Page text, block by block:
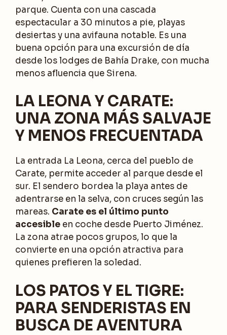
parque. Cuenta con una cascada
espectacular a 30 minutos a pie, playas
desiertas y una avifauna notable. Es una
buena opción para una excursión de día
desde los lodges de Bahía Drake, con mucha
menos afluencia que Sirena.
LA LEONA Y CARATE:
UNA ZONA MÁS SALVAJE
Y MENOS FRECUENTADA
La entrada La Leona, cerca del pueblo de
Carate, permite acceder al parque desde el
sur. El sendero bordea la playa antes de
adentrarse en la selva, con cruces según las
mareas. Carate es el último punto
accesible en coche desde Puerto Jiménez.
La zona atrae pocos grupos, lo que la
convierte en una opción atractiva para
quienes prefieren la soledad.
LOS PATOS Y EL TIGRE:
PARA SENDERISTAS EN
BUSCA DE AVENTURA